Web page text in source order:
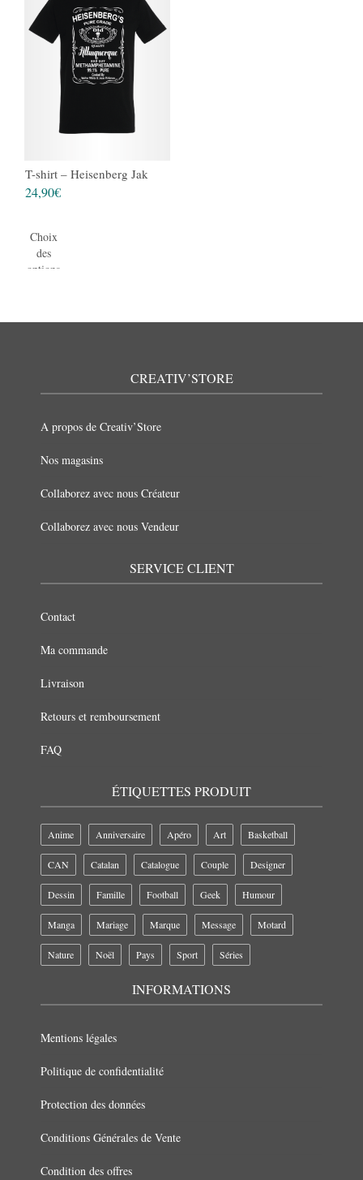
T-shirt – Heisenberg Jak
24,90€
Choix
des
options
CREATIV’STORE
A propos de Creativ’Store
Nos magasins
Collaborez avec nous Créateur
Collaborez avec nous Vendeur
SERVICE CLIENT
Contact
Ma commande
Livraison
Retours et remboursement
FAQ
ÉTIQUETTES PRODUIT
Anime Anniversaire Apéro Art Basketball
CAN Catalan Catalogue Couple Designer
Dessin Famille Football Geek Humour
Manga Mariage Marque Message Motard
Nature Noël Pays Sport Séries
INFORMATIONS
Mentions légales
Politique de confidentialité
Protection des données
Conditions Générales de Vente
Condition des offres